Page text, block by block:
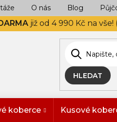
již od 4 990 Kč na vše!
O nás Blog
HLEDAT
koberce Kusové